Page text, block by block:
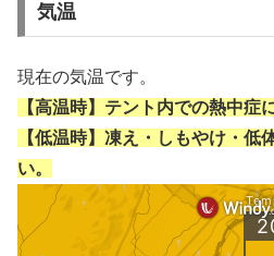
気温
現在の気温です。
【高温時】テント内での熱中症
【低温時】凍え・しもやけ・低
い。